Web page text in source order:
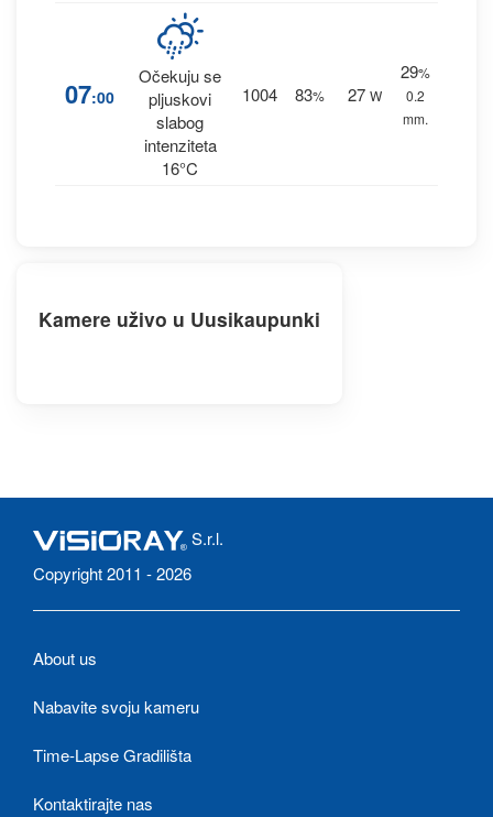
07:00
Očekuju se
pljuskovi
slabog
intenziteta
16°C
1004 83% 27 W
29%
0.2
mm.
Kamere uživo u Uusikaupunki
S.r.l.
Copyright 2011 - 2026
About us
Nabavite svoju kameru
Time-Lapse Gradilišta
Kontaktirajte nas